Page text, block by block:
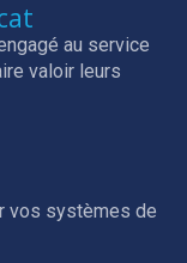
au service
valoir leurs
vos systèmes de